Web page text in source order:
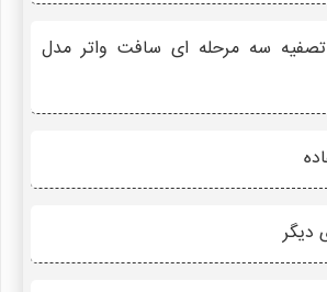
سه مرحله ای سافت واتر مدل
دیگر